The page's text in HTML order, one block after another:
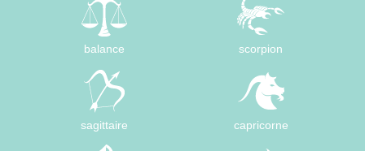
balance scorpion
sagittaire capricorne